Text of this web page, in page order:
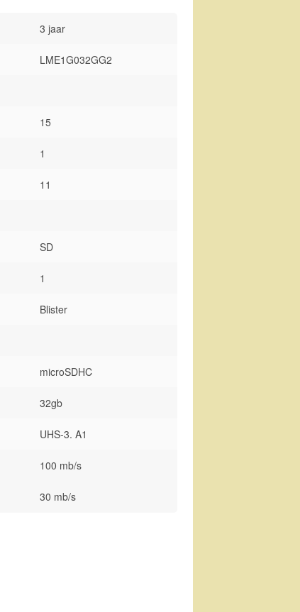
3 jaar
LME1G032GG2
15
1
11
SD
1
Blister
microSDHC
32gb
UHS-3. A1
100 mb/s
30 mb/s